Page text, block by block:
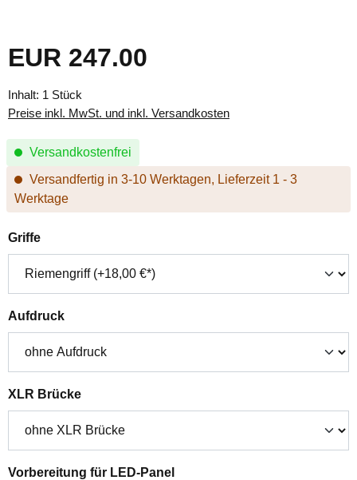
Regulärer Preis:
EUR 247.00
Inhalt: 1 Stück
Preise inkl. MwSt. und inkl. Versandkosten
Versandkostenfrei
Versandfertig in 3-10 Werktagen, Lieferzeit 1 - 3
Werktage
Griffeauswählen
Aufdruckauswählen
XLR Brückeauswählen
Vorbereitung für LED-Panelauswählen